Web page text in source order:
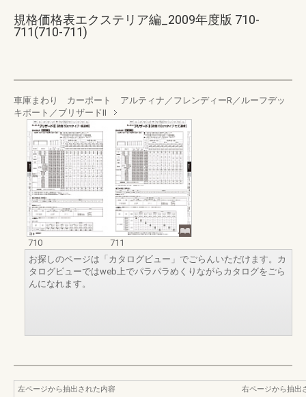
規格価格表エクステリア編_2009年度版 710-
711(710-711)
車庫まわり カーポート アルティナ／フレンディーR／ルーフデッ
キポート／ブリザードⅡ
710
711
お探しのページは「カタログビュー」でごらんいただけます。カ
タログビューではweb上でパラパラめくりながらカタログをごら
んになれます。
左ページから抽出された内容
右ページから抽出